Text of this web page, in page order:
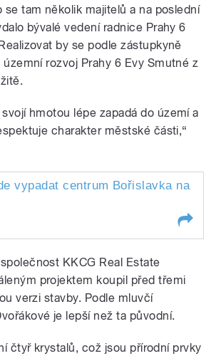
se tam několik majitelů a na poslední
bývalé vedení radnice Prahy 6
by se podle zástupkyně
rozvoj Prahy 6 Evy Smutné z
hmotou lépe zapadá do území a
charakter městské části,“
vypadat centrum Bořislavka na
na Evropské v Dejvicích,
jasné. Investor nabízí dvě
KKCG Real Estate
projektem koupil před třemi
verzi stavby. Podle mluvčí
je lepší než ta původní.
čtyř krystalů, což jsou přírodní prvky